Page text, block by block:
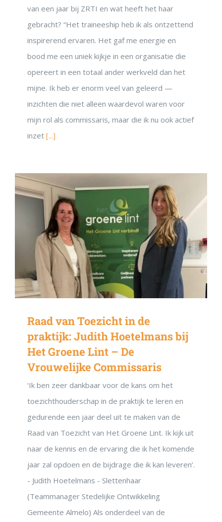
van een jaar bij ZRTI en wat heeft het haar
gebracht? “Het traineeship heb ik als ontzettend
inspirerend ervaren. Het gaf me energie en
bood me een uniek kijkje in een organisatie die
opereert in een totaal ander werkveld dan het
mijne. Ik heb er enorm veel van geleerd —
inzichten die niet alleen waardevol waren voor
mijn rol als commissaris, maar die ik nu ook actief
inzet [...]
Raad van Toezicht in de
praktijk: Judith Hoetelmans bij
Het Groene Lint – De
Vrouwelijke Commissaris
‘Ik ben zeer dankbaar voor de kans om het
toezichthouderschap in de praktijk te leren en
gedurende een jaar deel uit te maken van de
Raad van Toezicht van Het Groene Lint. Ik kijk uit
naar de kennis en de ervaring die ik het komende
jaar zal opdoen en de bijdrage die ik kan leveren’.
- Judith Hoetelmans - Slettenhaar
(Teammanager Stedelijke Ontwikkeling
Gemeente Almelo) Als onderdeel van de